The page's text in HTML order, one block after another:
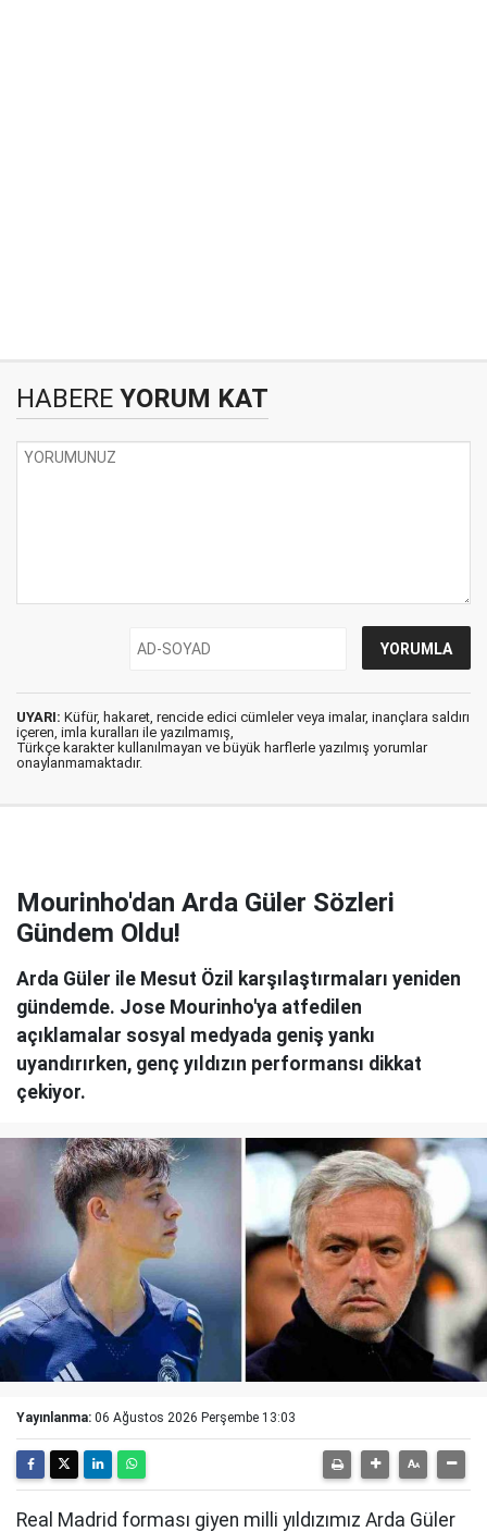
HABERE YORUM KAT
UYARI: Küfür, hakaret, rencide edici cümleler veya imalar, inançlara saldırı
içeren, imla kuralları ile yazılmamış,
Türkçe karakter kullanılmayan ve büyük harflerle yazılmış yorumlar
onaylanmamaktadır.
Mourinho'dan Arda Güler Sözleri
Gündem Oldu!
Arda Güler ile Mesut Özil karşılaştırmaları yeniden
gündemde. Jose Mourinho'ya atfedilen
açıklamalar sosyal medyada geniş yankı
uyandırırken, genç yıldızın performansı dikkat
çekiyor.
Yayınlanma: 06 Ağustos 2026 Perşembe 13:03
Real Madrid forması giyen milli yıldızımız Arda Güler